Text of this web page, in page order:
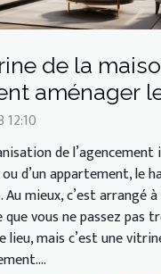
de la
aménager
de
d’un appartement, le
mieux, c’est arrangé
que vous ne passez pas
lieu, mais c’est une